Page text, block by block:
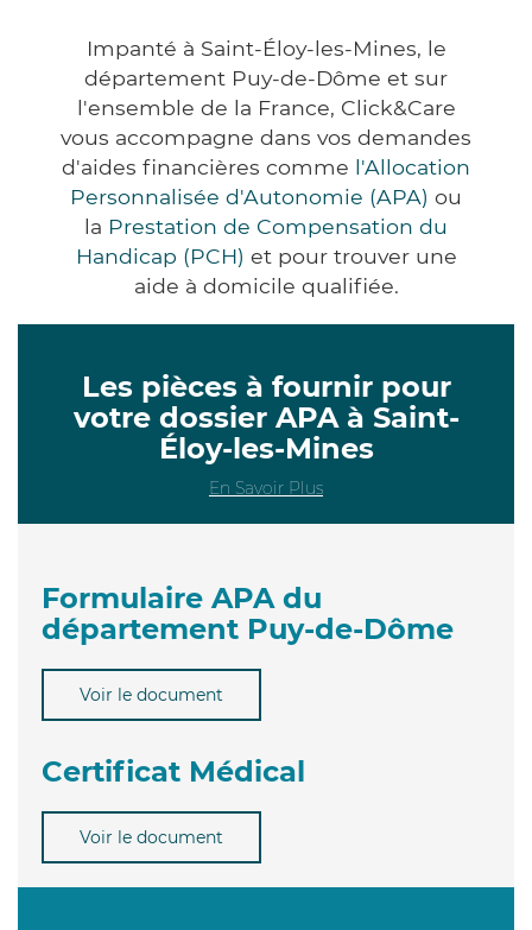
Impanté à Saint-Éloy-les-Mines, le
département Puy-de-Dôme et sur
l'ensemble de la France, Click&Care
vous accompagne dans vos demandes
d'aides financières comme l'Allocation
Personnalisée d'Autonomie (APA) ou
la Prestation de Compensation du
Handicap (PCH) et pour trouver une
aide à domicile qualifiée.
Les pièces à fournir pour
votre dossier APA à Saint-
Éloy-les-Mines
En Savoir Plus
Formulaire APA du
département Puy-de-Dôme
Voir le document
Certificat Médical
Voir le document